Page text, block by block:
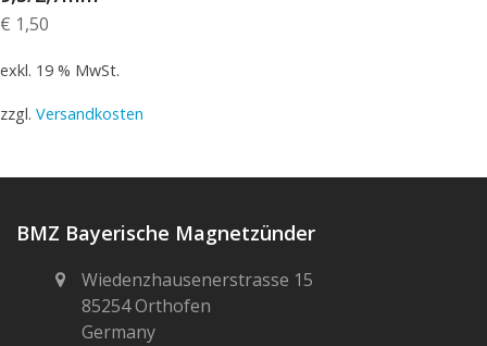
€ 1,50
exkl. 19 % MwSt.
zzgl. Versandkosten
BMZ Bayerische Magnetzünder
Wiedenzhausenerstrasse 15
85254 Orthofen
Germany